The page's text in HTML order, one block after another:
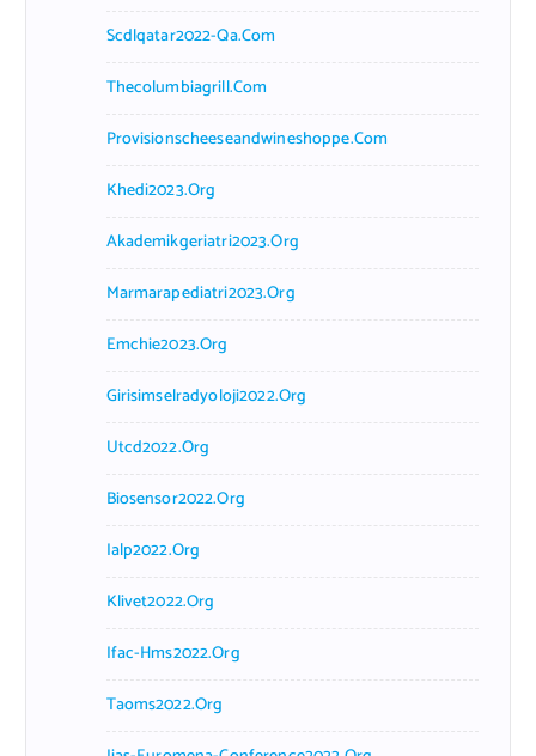
Scdlqatar2022-Qa.com
Thecolumbiagrill.com
Provisionscheeseandwineshoppe.com
Khedi2023.org
Akademikgeriatri2023.org
Marmarapediatri2023.org
Emchie2023.org
Girisimselradyoloji2022.org
Utcd2022.org
Biosensor2022.org
Ialp2022.org
Klivet2022.org
Ifac-Hms2022.org
Taoms2022.org